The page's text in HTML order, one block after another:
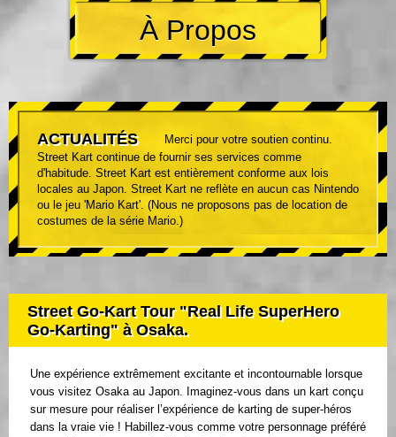
À Propos
ACTUALITÉS
Merci pour votre soutien continu.
Street Kart continue de fournir ses services comme
d'habitude. Street Kart est entièrement conforme aux lois
locales au Japon. Street Kart ne reflète en aucun cas Nintendo
ou le jeu 'Mario Kart'. (Nous ne proposons pas de location de
costumes de la série Mario.)
Street Go-Kart Tour "Real Life SuperHero
Go-Karting" à Osaka.
Une expérience extrêmement excitante et incontournable lorsque
vous visitez Osaka au Japon. Imaginez-vous dans un kart conçu
sur mesure pour réaliser l’expérience de karting de super-héros
dans la vraie vie ! Habillez-vous comme votre personnage préféré